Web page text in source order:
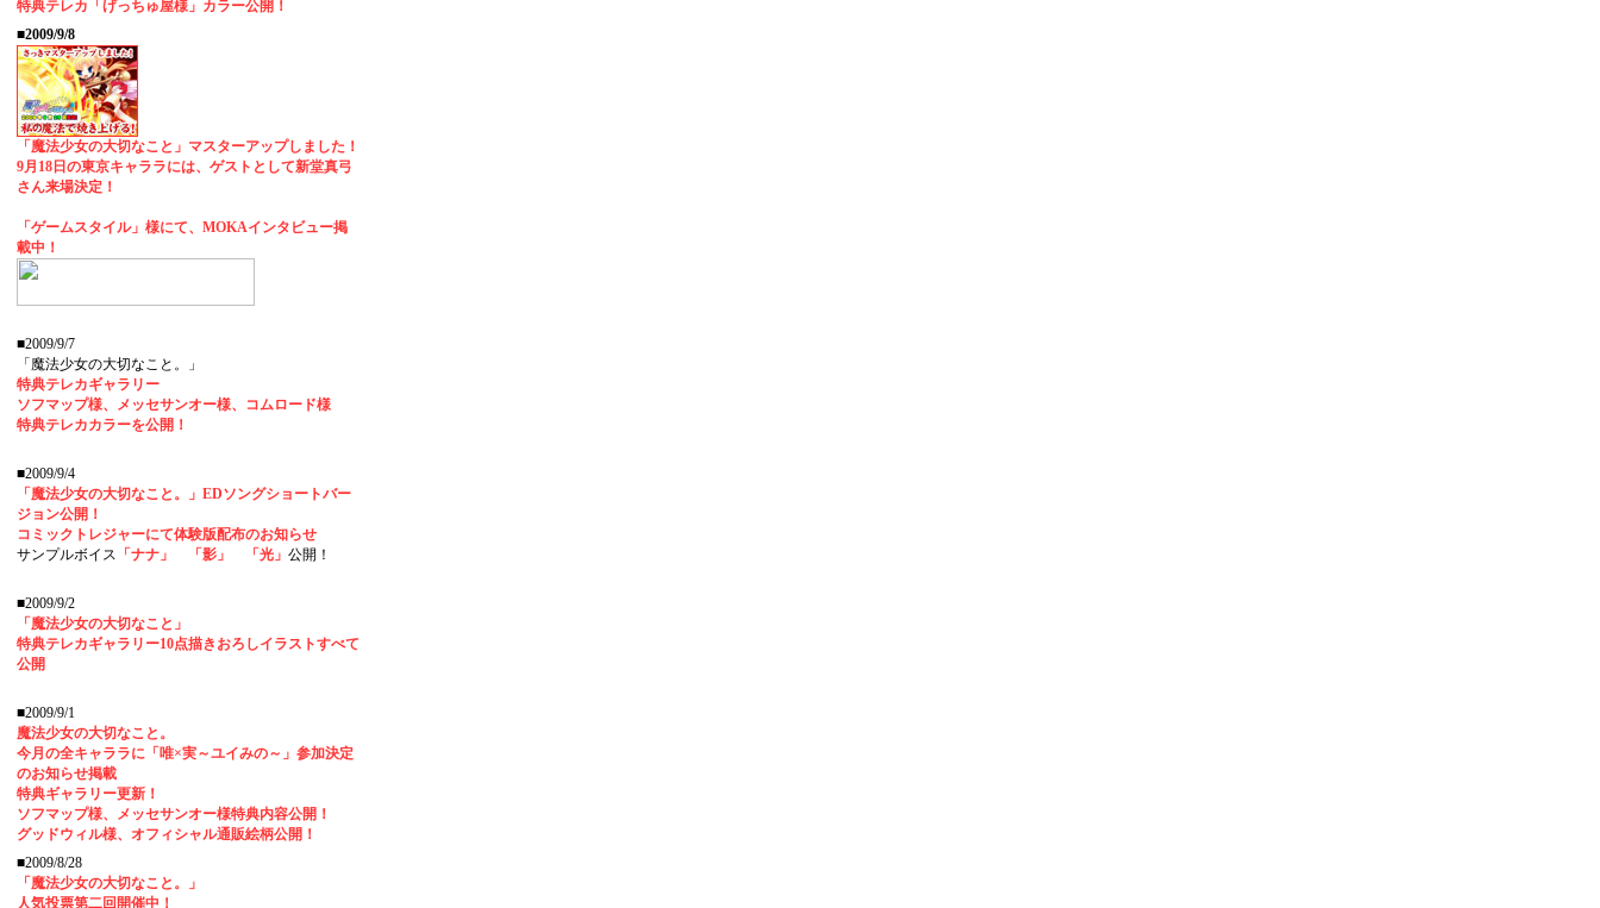
特典テレカ「げっちゅ屋様」カラー公開！
■2009/9/8
「魔法少女の大切なこと」マスターアップしました！
9月18日の東京キャララには、ゲストとして新堂真弓
さん来場決定！
「ゲームスタイル」様にて、MOKAインタビュー掲
載中！
■2009/9/7
「魔法少女の大切なこと。」
特典テレカギャラリー
ソフマップ様、メッセサンオー様、コムロード様
特典テレカカラーを公開！
■2009/9/4
「魔法少女の大切なこと。」EDソングショートバー
ジョン公開！
コミックトレジャーにて体験版配布のお知らせ
サンプルボイス 「ナナ」 「影」 「光」 公開！
■2009/9/2
「魔法少女の大切なこと」
特典テレカギャラリー10点描きおろしイラストすべて
公開
■2009/9/1
魔法少女の大切なこと。
今月の全キャララに「唯×実～ユイみの～」参加決定
のお知らせ掲載
特典ギャラリー更新！
ソフマップ様、メッセサンオー様特典内容公開！
グッドウィル様、オフィシャル通販絵柄公開！
■2009/8/28
「魔法少女の大切なこと。」
人気投票第二回開催中！